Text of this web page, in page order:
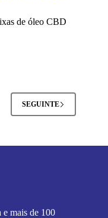
de óleo CBD
SEGUINTE
e mais de 100